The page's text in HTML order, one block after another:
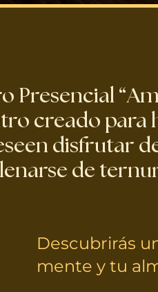
Presencial
creado para
disfrutar
de
Descubrirás
mente y tu